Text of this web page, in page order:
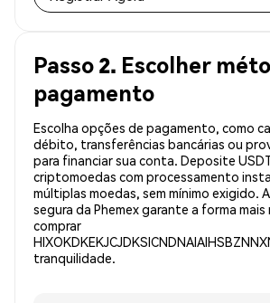
Passo 2. Escolher
pagamento
Escolha opções de pagamento, como
débito, transferências bancárias ou
para financiar sua conta. Deposite
criptomoedas com processamento
múltiplas moedas, sem mínimo exigido.
segura da Phemex garante a forma mais
comprar
tranquilidade.